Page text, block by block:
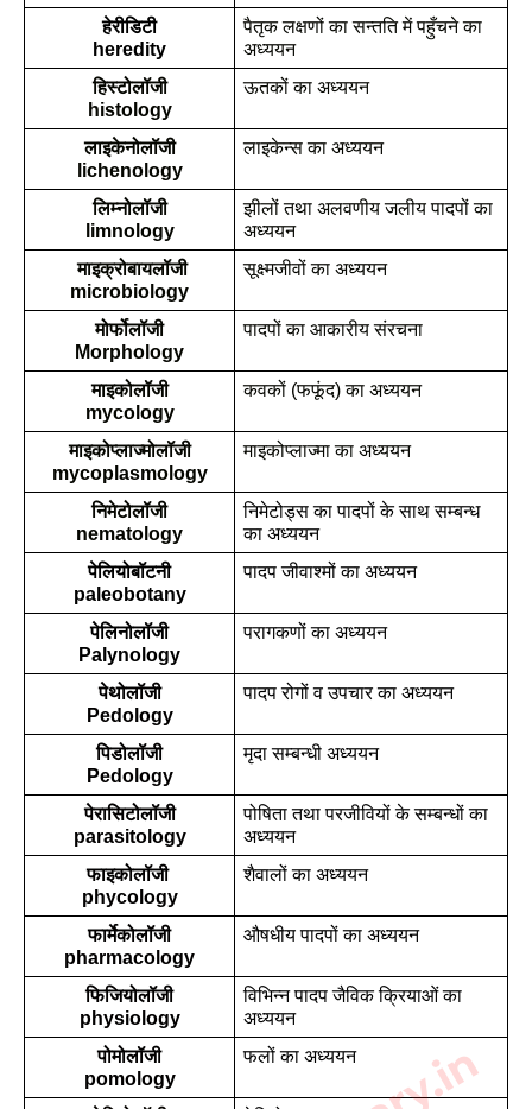
हेरीडिटी
heredity
पैतृक लक्षणों का सन्तति में पहुँचने का
अध्ययन
हिस्टोलॉजी
histology
ऊतकों का अध्ययन
लाइकेनोलॉजी
lichenology
लाइकेन्स का अध्ययन
लिम्नोलॉजी
limnology
झीलों तथा अलवणीय जलीय पादपों का
अध्ययन
माइक्रोबायलॉजी
microbiology
सूक्ष्मजीवों का अध्ययन
मोर्फोलॉजी
Morphology
पादपों का आकारीय संरचना
माइकोलॉजी
mycology
कवकों (फफूंद) का अध्ययन
माइकोप्लाज्मोलॉजी
mycoplasmology
माइकोप्लाज्मा का अध्ययन
निमेटोलॉजी
nematology
निमेटोड्स का पादपों के साथ सम्बन्ध
का अध्ययन
पेलियोबॉटनी
paleobotany
पादप जीवाश्मों का अध्ययन
पेलिनोलॉजी
Palynology
परागकणों का अध्ययन
पेथोलॉजी
Pedology
पादप रोगों व उपचार का अध्ययन
पिडोलॉजी
Pedology
मृदा सम्बन्धी अध्ययन
पेरासिटोलॉजी
parasitology
पोषिता तथा परजीवियों के सम्बन्धों का
अध्ययन
फाइकोलॉजी
phycology
शैवालों का अध्ययन
फार्मेकोलॉजी
pharmacology
औषधीय पादपों का अध्ययन
फिजियोलॉजी
physiology
विभिन्न पादप जैविक क्रियाओं का
अध्ययन
पोमोलॉजी
pomology
फलों का अध्ययन